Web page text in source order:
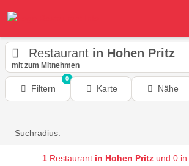
Restaurant in Hohen Pritz
mit zum Mitnehmen
Filtern
0
Karte Nähe
Suchradius:
1Restaurant in Hohen Pritzund 0 in